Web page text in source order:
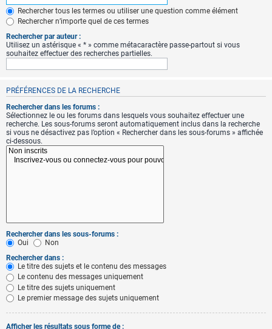
Rechercher tous les termes ou utiliser une question comme élément
Rechercher n’importe quel de ces termes
Rechercher par auteur :
Utilisez un astérisque « * » comme métacaractère passe-partout si vous
souhaitez effectuer des recherches partielles.
PRÉFÉRENCES DE LA RECHERCHE
Rechercher dans les forums :
Sélectionnez le ou les forums dans lesquels vous souhaitez effectuer une
recherche. Les sous-forums seront automatiquement inclus dans la recherche
si vous ne désactivez pas l’option « Rechercher dans les sous-forums » affichée
ci-dessous.
Rechercher dans les sous-forums :
Oui
Non
Rechercher dans :
Le titre des sujets et le contenu des messages
Le contenu des messages uniquement
Le titre des sujets uniquement
Le premier message des sujets uniquement
Afficher les résultats sous forme de :